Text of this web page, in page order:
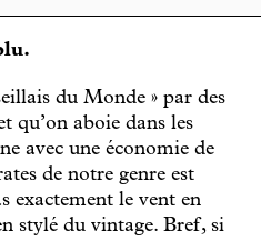
du Monde » par des
qu’on aboie dans les
avec une économie de
de notre genre est
exactement le vent en
stylé du vintage. Bref, si